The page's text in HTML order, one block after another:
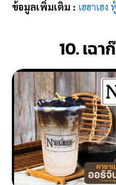
ข้อมูลเพิ่มเติม : เฮฮาเฮง
10. เฉ